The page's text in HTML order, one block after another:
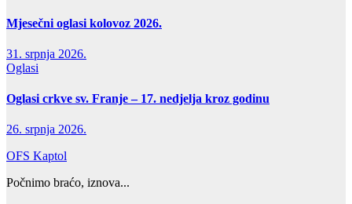
Mjesečni oglasi kolovoz 2026.
31. srpnja 2026.
Oglasi
Oglasi crkve sv. Franje – 17. nedjelja kroz godinu
26. srpnja 2026.
OFS Kaptol
Počnimo braćo, iznova...